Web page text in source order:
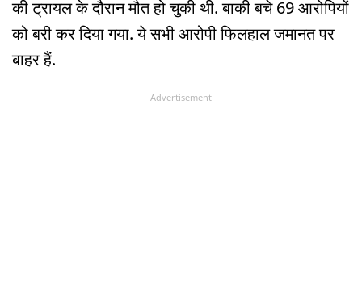
की ट्रायल के दौरान मौत हो चुकी थी. बाकी बचे 69 आरोपियों
को बरी कर दिया गया. ये सभी आरोपी फिलहाल जमानत पर
बाहर हैं.
Advertisement